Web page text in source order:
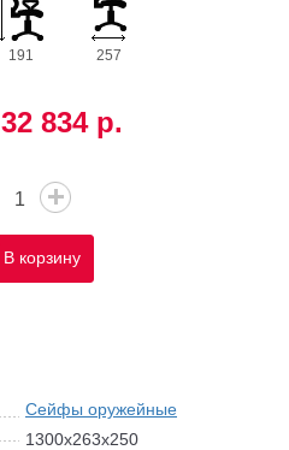
191 257
32 834 р.
В корзину
Сейфы оружейные
1300x263x250